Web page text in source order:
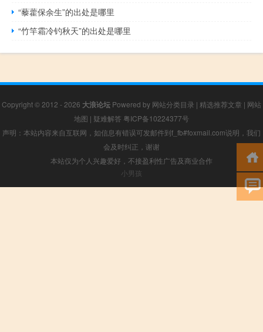
“藜藿保余生”的出处是哪里
“竹竿霜冷钓秋天”的出处是哪里
Copyright © 2012 - 2026 大浪论坛 Powered by 网站分类目录 | 精选推荐文章 | 网站
地图 | 疑难解答 粤ICP备10224377号
声明：本站内容来自互联网，如信息有错误可发邮件到f_fb#foxmail.com说明，我们
会及时纠正，谢谢
本站仅为个人兴趣爱好，不接盈利性广告及商业合作
小男孩